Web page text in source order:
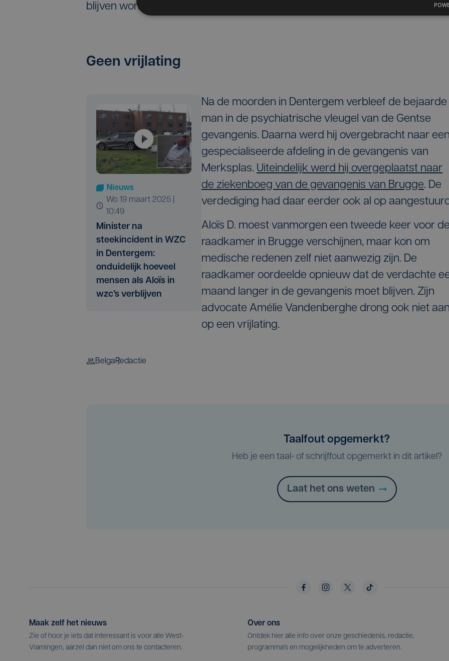
blijven wonen. Daar liep het in februari dus mis.
Geen vrijlating
Na de moorden in Dentergem verbleef de bejaarde
man in de psychiatrische vleugel van de Gentse
gevangenis. Daarna werd hij overgebracht naar een
gespecialiseerde afdeling in de gevangenis van
Merksplas. Uiteindelijk werd hij overgeplaatst naar
de ziekenboeg van de gevangenis van Brugge. De
verdediging had daar eerder ook al op
Aloïs D. moest vanmorgen een tweede keer voor de
raadkamer in Brugge verschijnen, maar kon om
medische redenen zelf niet aanwezig zijn. De
raadkamer oordeelde opnieuw dat de verdachte
maand langer in de gevangenis moet blijven. Zijn
advocate Amélie Vandenberghe drong ook niet aan
op een vrijlating.
Nieuws
wo 19 maart 2025 |
10:49
Minister na
steekincident in WZC
in Dentergem:
onduidelijk hoeveel
mensen als Aloïs in
wzc’s verblijven
BelgaRedactie
Taalfout opgemerkt?
Heb je een taal- of schrijffout opgemerkt in dit artikel?
Laat het ons weten
Maak zelf het nieuws
Zie of hoor je iets dat interessant is voor alle West-
Vlamingen, aarzel dan niet om ons te contacteren.
Over ons
Ontdek hier alle info over onze geschiedenis, redactie,
programma's en mogelijkheden om te adverteren.